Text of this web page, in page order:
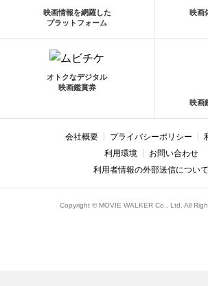
映画情報を網羅した
プラットフォーム
映画
オトクなデジタル
映画鑑賞券
映画
会社概要 プライバシーポリシー
利用環境
お問い合わせ
利用者情報の外部送信について
Copyright © MOVIE WALKER Co., Ltd. All